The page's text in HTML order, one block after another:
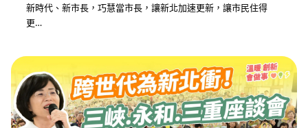
新時代、新市長，巧慧當市長，讓新北加速更新，讓市民住得
更…